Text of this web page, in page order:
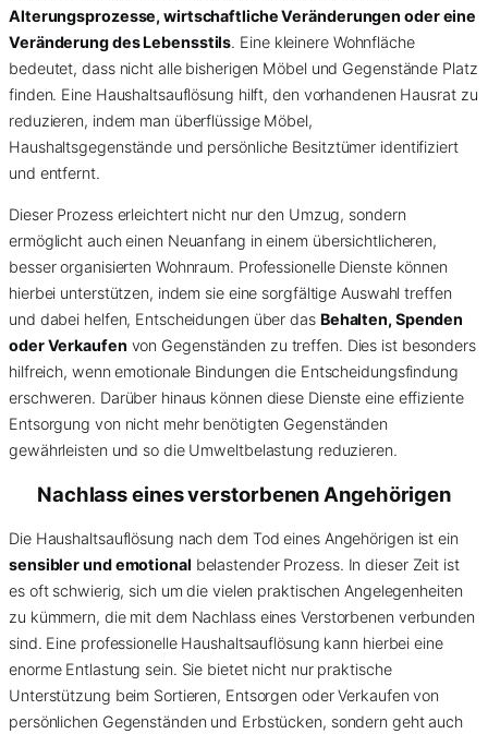
Alterungsprozesse, wirtschaftliche Veränderungen oder eine
Veränderung des Lebensstils. Eine kleinere Wohnfläche
bedeutet, dass nicht alle bisherigen Möbel und Gegenstände Platz
finden. Eine Haushaltsauflösung hilft, den vorhandenen Hausrat zu
reduzieren, indem man überflüssige Möbel,
Haushaltsgegenstände und persönliche Besitztümer identifiziert
und entfernt.
Dieser Prozess erleichtert nicht nur den Umzug, sondern
ermöglicht auch einen Neuanfang in einem übersichtlicheren,
besser organisierten Wohnraum. Professionelle Dienste können
hierbei unterstützen, indem sie eine sorgfältige Auswahl treffen
und dabei helfen, Entscheidungen über das Behalten, Spenden
oder Verkaufen von Gegenständen zu treffen. Dies ist besonders
hilfreich, wenn emotionale Bindungen die Entscheidungsfindung
erschweren. Darüber hinaus können diese Dienste eine effiziente
Entsorgung von nicht mehr benötigten Gegenständen
gewährleisten und so die Umweltbelastung reduzieren.
Nachlass eines verstorbenen Angehörigen
Die Haushaltsauflösung nach dem Tod eines Angehörigen ist ein
sensibler und emotional belastender Prozess. In dieser Zeit ist
es oft schwierig, sich um die vielen praktischen Angelegenheiten
zu kümmern, die mit dem Nachlass eines Verstorbenen verbunden
sind. Eine professionelle Haushaltsauflösung kann hierbei eine
enorme Entlastung sein. Sie bietet nicht nur praktische
Unterstützung beim Sortieren, Entsorgen oder Verkaufen von
persönlichen Gegenständen und Erbstücken, sondern geht auch